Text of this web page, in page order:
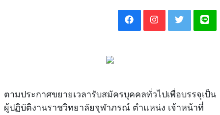
ตามประกาศขยายเวลารับสมัครบุคคลทั่วไปเพื่อบรรจุเป็น
ผู้ปฏิบัติงานราชวิทยาลัยจุฬาภรณ์ ตำแหน่ง เจ้าหน้าที่